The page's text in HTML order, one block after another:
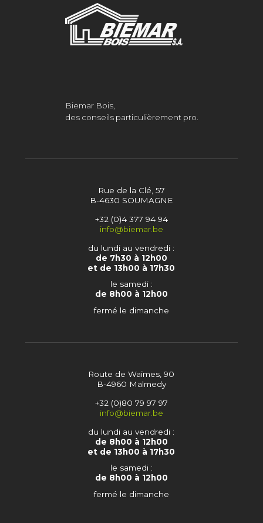
Biemar Bois,
des conseils particulièrement pro.
Rue de la Clé, 57
B-4630 SOUMAGNE
+32 (0)4 377 94 94
info@biemar.be
du lundi au vendredi :
de 7h30 à 12h00
et de 13h00 à 17h30
le samedi :
de 8h00 à 12h00
fermé le dimanche
Route de Waimes, 90
B-4960 Malmedy
+32 (0)80 79 97 97
info@biemar.be
du lundi au vendredi :
de 8h00 à 12h00
et de 13h00 à 17h30
le samedi :
de 8h00 à 12h00
fermé le dimanche